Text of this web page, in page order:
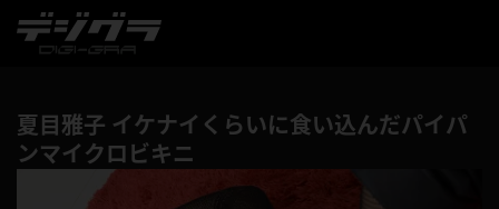
夏目雅子 イケナイくらいに食い込んだパイパ
ンマイクロビキニ